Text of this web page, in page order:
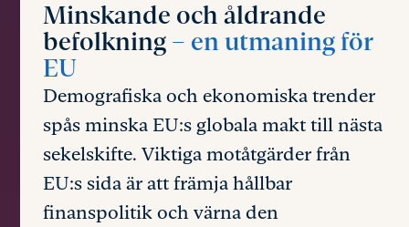
Minskande och åldrande
befolkning – en utmaning för
EU
Demografiska och ekonomiska trender
spås minska EU:s globala makt till nästa
sekelskifte. Viktiga motåtgärder från
EU:s sida är att främja hållbar
finanspolitik och värna den